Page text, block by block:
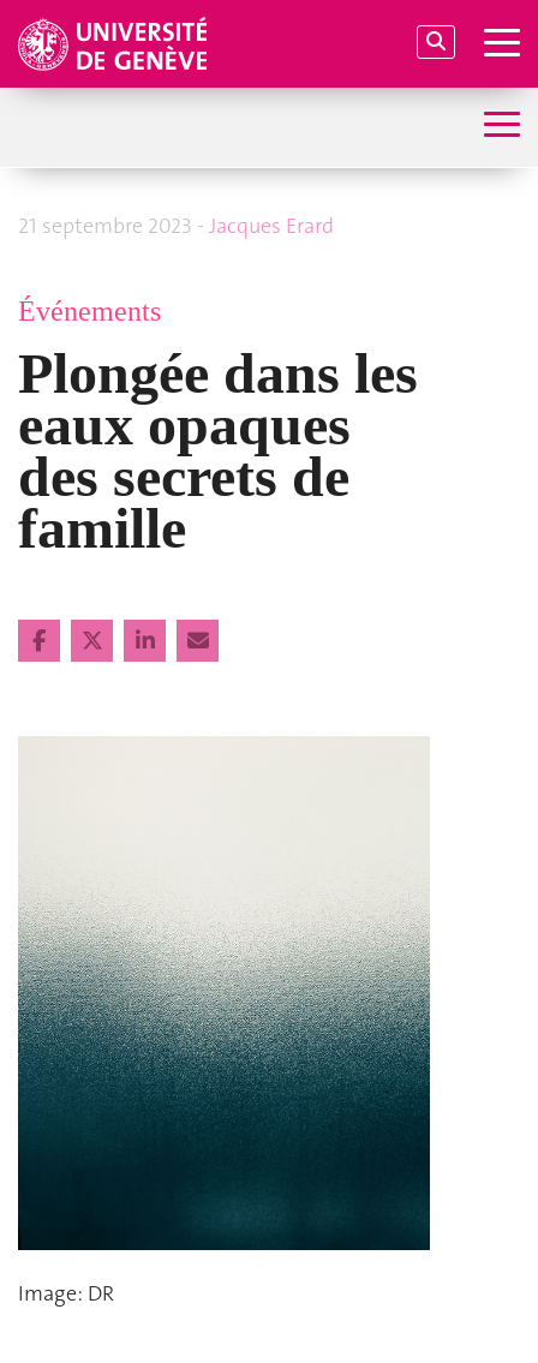
21 septembre 2023 - Jacques Erard
Événements
Plongée dans les
eaux opaques
des secrets de
famille
Image: DR